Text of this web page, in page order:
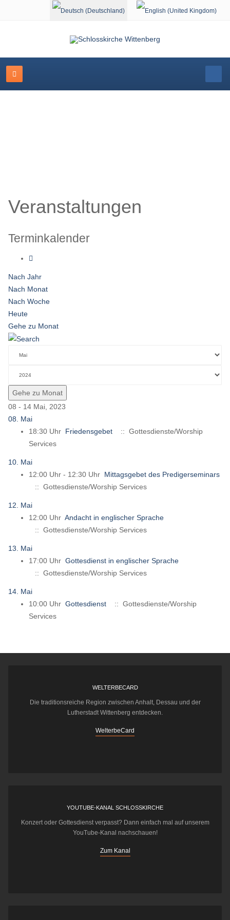
Sprache auswählen
Veranstaltungen
Terminkalender
Nach Jahr
Nach Monat
Nach Woche
Heute
Gehe zu Monat
Gehe zu Monat
08 - 14 Mai, 2023
08. Mai
18:30 Uhr Friedensgebet
:: Gottesdienste/Worship
Services
10. Mai
12:00 Uhr - 12:30 Uhr Mittagsgebet des Predigerseminars
:: Gottesdienste/Worship Services
12. Mai
12:00 Uhr Andacht in englischer Sprache
:: Gottesdienste/Worship Services
13. Mai
17:00 Uhr Gottesdienst in englischer Sprache
:: Gottesdienste/Worship Services
14. Mai
10:00 Uhr Gottesdienst
:: Gottesdienste/Worship
Services
WELTERBECARD
Die traditionsreiche Region zwischen Anhalt, Dessau und der
Lutherstadt Wittenberg entdecken.
WelterbeCard
YOUTUBE-KANAL SCHLOSSKIRCHE
Konzert oder Gottesdienst verpasst? Dann einfach mal auf unserem
YouTube-Kanal nachschauen!
Zum Kanal